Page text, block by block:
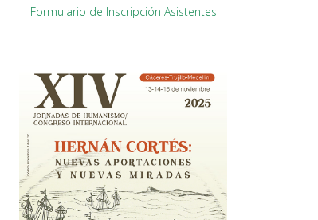
Formulario de Inscripción Asistentes